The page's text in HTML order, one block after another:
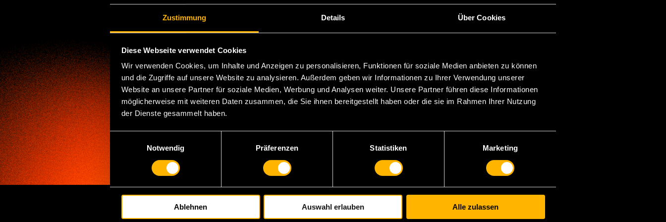
Zustimmung Details Über Cookies
Diese Webseite verwendet Cookies
Wir verwenden Cookies, um Inhalte und Anzeigen zu personalisieren, Funktionen für soziale Medien anbieten zu können
und die Zugriffe auf unsere Website zu analysieren. Außerdem geben wir Informationen zu Ihrer Verwendung unserer
Website an unsere Partner für soziale Medien, Werbung und Analysen weiter. Unsere Partner führen diese Informationen
möglicherweise mit weiteren Daten zusammen, die Sie ihnen bereitgestellt haben oder die sie im Rahmen Ihrer Nutzung
der Dienste gesammelt haben.
E
i
i
Notwendig Präferenzen Statistiken Marketing
Ablehnen Auswahl erlauben Alle zulassen
CATEGORIES
META
Anmelden